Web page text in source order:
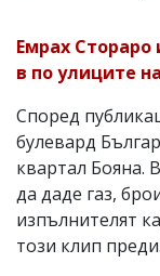
Емрах Стораро
в по улиците
Според
булевард
квартал Бояна.
да даде газ,
изпълнителят
този клип